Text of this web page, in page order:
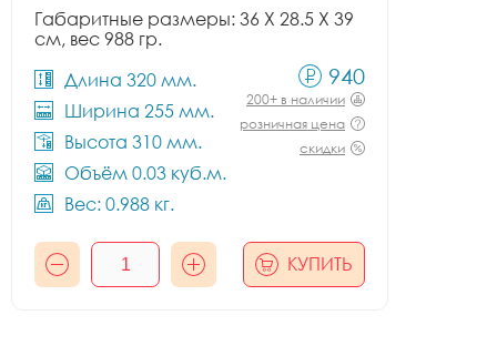
Габаритные размеры: 36 X 28.5 X 39
см, вес 988 гр.
Длина 320 мм.
Ширина 255 мм.
Высота 310 мм.
Объём 0.03 куб.м.
Вес: 0.988 кг.
940
200+ в наличии
розничная цена
скидки
КУПИТЬ